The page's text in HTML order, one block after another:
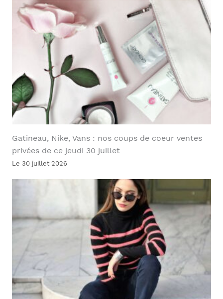
Gatineau, Nike, Vans : nos coups de coeur ventes
privées de ce jeudi 30 juillet
Le 30 juillet 2026